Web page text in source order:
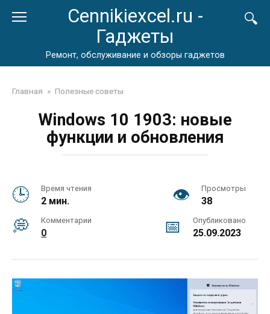
Cennikiexcel.ru -
Гаджеты
Ремонт, обслуживание и обзоры гаджетов
Главная » Полезные советы
Windows 10 1903: новые
функции и обновления
Время чтения
2 мин.
Просмотры
38
Комментарии
0
Опубликовано
25.09.2023